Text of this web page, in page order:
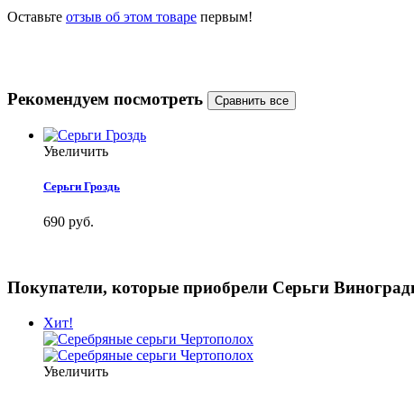
Оставьте отзыв об этом товаре первым!
Рекомендуем посмотреть
Увеличить
Серьги Гроздь
690 руб.
Покупатели, которые приобрели Серьги
Хит!
Увеличить